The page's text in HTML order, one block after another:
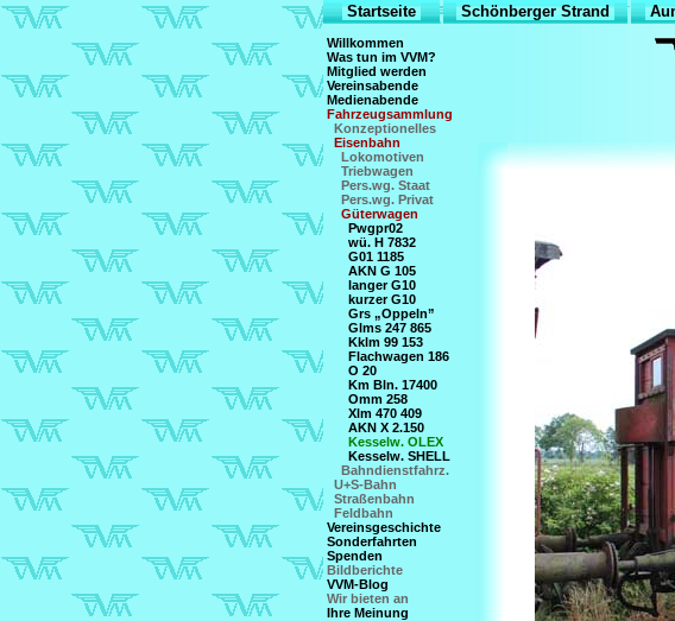
Startseite Schönberger Strand
Willkommen
Was tun im VVM?
Mitglied werden
Vereinsabende
Medienabende
Fahrzeugsammlung
Konzeptionelles
Eisenbahn
Lokomotiven
Triebwagen
Pers.wg. Staat
Pers.wg. Privat
Güterwagen
Pwgpr02
wü. H 7832
G01 1185
AKN G 105
langer G10
kurzer G10
Grs „Oppeln”
Glms 247 865
Kklm 99 153
Flachwagen 186
O 20
Km Bln. 17400
Omm 258
Xlm 470 409
AKN X 2.150
Kesselw. OLEX
Kesselw. SHELL
Bahndienstfahrz.
U+S-Bahn
Straßenbahn
Feldbahn
Vereinsgeschichte
Sonderfahrten
Spenden
Bildberichte
VVM-Blog
Wir bieten an
Ihre Meinung